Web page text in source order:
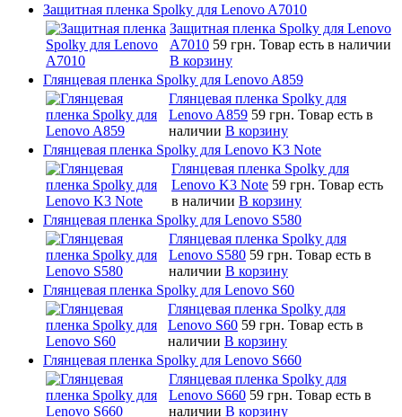
Защитная пленка Spolky для Lenovo A7010
Защитная пленка Spolky для Lenovo
A7010 59 грн. Товар есть в наличии
В корзину
Глянцевая пленка Spolky для Lenovo A859
Глянцевая пленка Spolky для
Lenovo A859 59 грн. Товар есть в
наличии В корзину
Глянцевая пленка Spolky для Lenovo K3 Note
Глянцевая пленка Spolky для
Lenovo K3 Note 59 грн. Товар есть
в наличии В корзину
Глянцевая пленка Spolky для Lenovo S580
Глянцевая пленка Spolky для
Lenovo S580 59 грн. Товар есть в
наличии В корзину
Глянцевая пленка Spolky для Lenovo S60
Глянцевая пленка Spolky для
Lenovo S60 59 грн. Товар есть в
наличии В корзину
Глянцевая пленка Spolky для Lenovo S660
Глянцевая пленка Spolky для
Lenovo S660 59 грн. Товар есть в
наличии В корзину